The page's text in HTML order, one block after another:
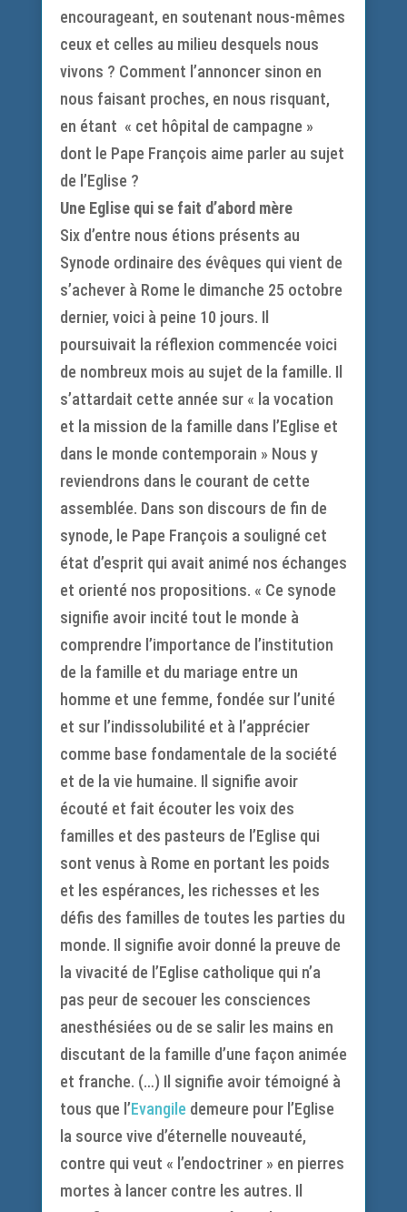
encourageant, en soutenant nous-mêmes
ceux et celles au milieu desquels nous
vivons ? Comment l’annoncer sinon en
nous faisant proches, en nous risquant,
en étant « cet hôpital de campagne »
dont le Pape François aime parler au sujet
de l’Eglise ?
Une Eglise qui se fait d’abord mère
Six d’entre nous étions présents au
Synode ordinaire des évêques qui vient de
s’achever à Rome le dimanche 25 octobre
dernier, voici à peine 10 jours. Il
poursuivait la réflexion commencée voici
de nombreux mois au sujet de la famille. Il
s’attardait cette année sur « la vocation
et la mission de la famille dans l’Eglise et
dans le monde contemporain » Nous y
reviendrons dans le courant de cette
assemblée. Dans son discours de fin de
synode, le Pape François a souligné cet
état d’esprit qui avait animé nos échanges
et orienté nos propositions. « Ce synode
signifie avoir incité tout le monde à
comprendre l’importance de l’institution
de la famille et du mariage entre un
homme et une femme, fondée sur l’unité
et sur l’indissolubilité et à l’apprécier
comme base fondamentale de la société
et de la vie humaine. Il signifie avoir
écouté et fait écouter les voix des
familles et des pasteurs de l’Eglise qui
sont venus à Rome en portant les poids
et les espérances, les richesses et les
défis des familles de toutes les parties du
monde. Il signifie avoir donné la preuve de
la vivacité de l’Eglise catholique qui n’a
pas peur de secouer les consciences
anesthésiées ou de se salir les mains en
discutant de la famille d’une façon animée
et franche. (…) Il signifie avoir témoigné à
tous que l’Evangile demeure pour l’Eglise
la source vive d’éternelle nouveauté,
contre qui veut « l’endoctriner » en pierres
mortes à lancer contre les autres. Il